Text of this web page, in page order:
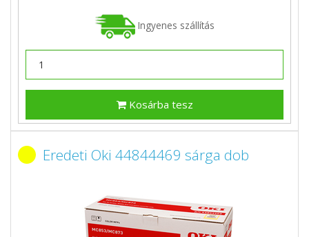
Ingyenes szállítás
Kosárba tesz
Eredeti Oki 44844469 sárga dob